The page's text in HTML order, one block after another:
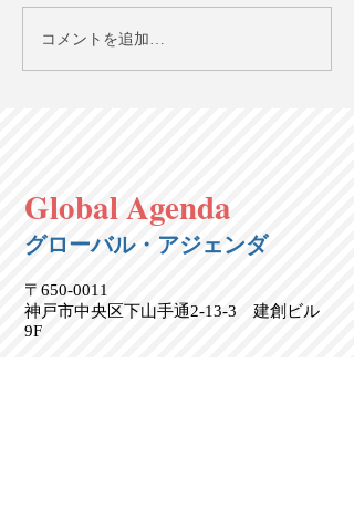
「The Japan Times ニュ
ースで深堀り英語-Vol.2」
コメントを追加…
Global Agenda
グローバル・アジェンダ
〒650-0011
神戸市中央区下山手通2-13-3 建創ビル
9F